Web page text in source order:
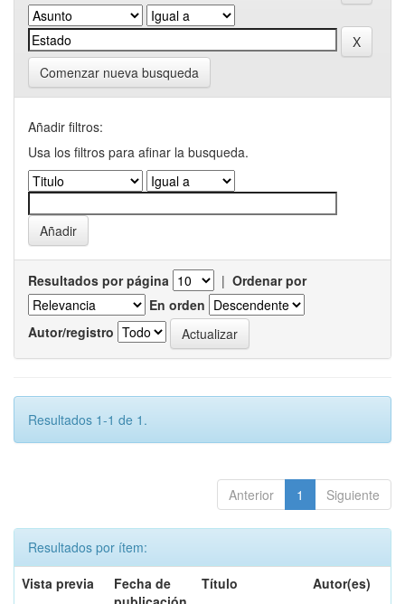
Comenzar nueva busqueda
Añadir filtros:
Usa los filtros para afinar la busqueda.
Resultados por página | Ordenar por
En orden
Autor/registro
Resultados 1-1 de 1.
Anterior 1 Siguiente
Resultados por ítem:
Vista previa
Fecha de
Título Autor(es)